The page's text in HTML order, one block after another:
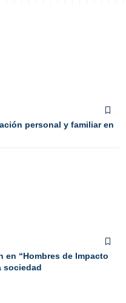
personal y familiar en
en “Hombres de Impacto
sociedad